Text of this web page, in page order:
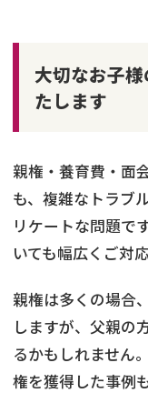
大切なお子
たします
親権・養育費・面
も、複雑なトラブ
リケートな問題で
いても幅広くご対
親権は多くの場合
しますが、父親の
るかもしれません
権を獲得した事例